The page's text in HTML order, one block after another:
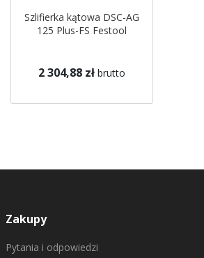
Szlifierka kątowa DSC-AG
125 Plus-FS Festool
2 304,88 zł brutto
Zakupy
Pytania i odpowiedzi